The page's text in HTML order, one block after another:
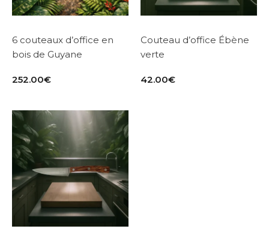
6 couteaux d’office en
bois de Guyane
252.00€
Couteau d’office Ébène
verte
42.00€